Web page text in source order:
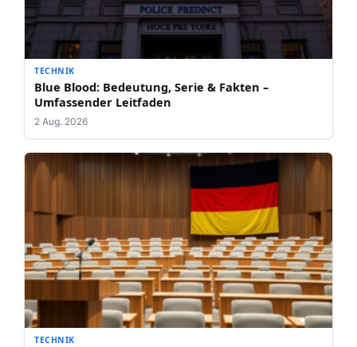
TECHNIK
Blue Blood: Bedeutung, Serie & Fakten –
Umfassender Leitfaden
2 Aug. 2026
TECHNIK